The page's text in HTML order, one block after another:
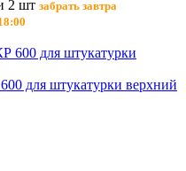
2 шт забрать завтра
для штукатурки верхний